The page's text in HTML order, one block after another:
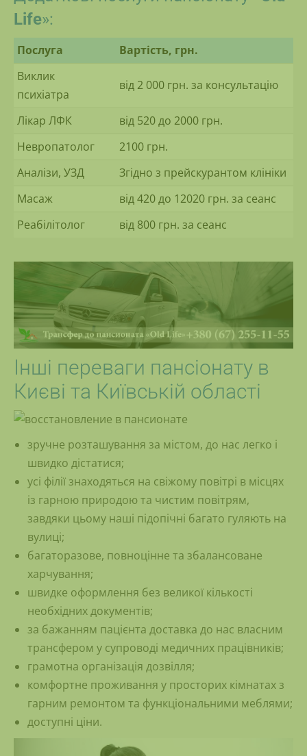
Life»:
Послуга
Вартість, грн.
Виклик
психіатра
від 2 000 грн. за консультацію
Лікар ЛФК
від 520 до 2000 грн.
Невропатолог
2100 грн.
Аналізи, УЗД
Згідно з прейскурантом клініки
Масаж
від 420 до 12020 грн. за сеанс
Реабілітолог
від 800 грн. за сеанс
Інші переваги пансіонату в
Києві та Київській області
зручне розташування за містом, до нас легко і
швидко дістатися;
усі філії знаходяться на свіжому повітрі в місцях
із гарною природою та чистим повітрям,
завдяки цьому наші підопічні багато гуляють на
вулиці;
багаторазове, повноцінне та збалансоване
харчування;
швидке оформлення без великої кількості
необхідних документів;
за бажанням пацієнта доставка до нас власним
трансфером у супроводі медичних працівників;
грамотна організація дозвілля;
комфортне проживання у просторих кімнатах з
гарним ремонтом та функціональними меблями;
доступні ціни.